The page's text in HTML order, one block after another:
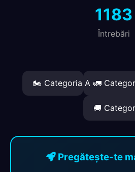
1183
Întrebări
🏍️ Categoria A 🚛
🚚
Pregătește-te